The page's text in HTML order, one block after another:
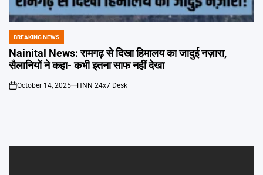
POSTED
IN
BREAKING NEWS
Nainital News: रामगढ़ से दिखा हिमालय का जादुई नज़ारा,
सैलानियों ने कहा- कभी इतना साफ नहीं देखा
on
October 14, 2025 HNN 24x7 Desk